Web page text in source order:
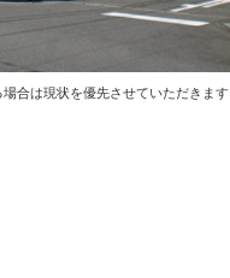
合は現状を優先させていただきます